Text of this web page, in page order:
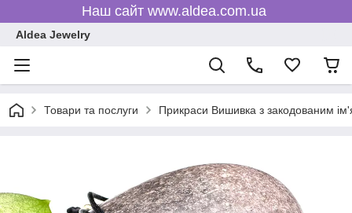
Наш сайт www.aldea.com.ua
Aldea Jewelry
Товари та послуги Прикраси Вишивка з закодованим